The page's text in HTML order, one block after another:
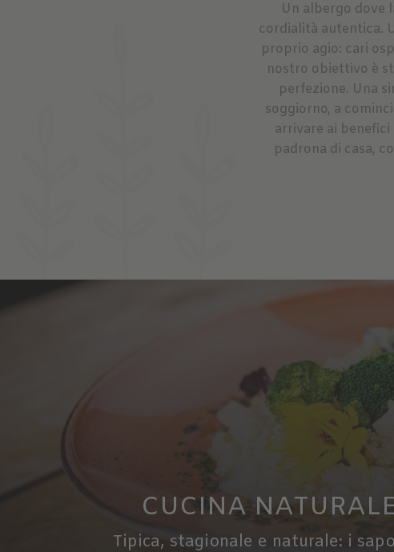
Un albergo dove
cordialità autentica.
proprio agio: cari
nostro obiettivo è
perfezione. Una
soggiorno, a
arrivare ai
padrona di casa,
CUCINA
Tipica, stagionale e naturale: i